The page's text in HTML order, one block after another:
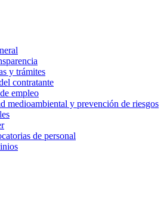
y trámites
contratante
empleo
medioambiental y prevención de riesgos
de personal